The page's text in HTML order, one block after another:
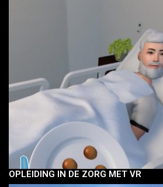
OPLEIDING IN DE ZORG MET VR